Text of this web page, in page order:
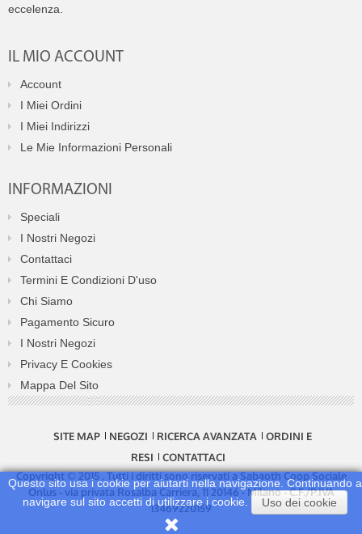
Questo sito usa i cookie per aiutarti nella navigazione. Continuando a
navigare sul sito accetti di utilizzare i cookie.
Uso dei cookie
eccelenza.
IL MIO ACCOUNT
Account
I Miei Ordini
I Miei Indirizzi
Le Mie Informazioni Personali
INFORMAZIONI
Speciali
I Nostri Negozi
Contattaci
Termini E Condizioni D'uso
Chi Siamo
Pagamento Sicuro
I Nostri Negozi
Privacy E Cookies
Mappa Del Sito
SITE MAP NEGOZI RICERCA AVANZATA
ORDINI E
RESI
CONTATTACI
Copyright © 2015 . Tutti i diritti sono riservati a Sabaoth Coop Sociale
Onlus - via privata Rosalba Carriera, 11 20146 - Milano - C.F./P.IVA
13469220159